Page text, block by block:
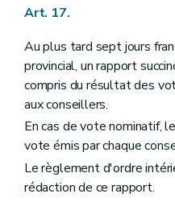
Art. 17.
Au plus tard sept jours
provincial, un rapport
compris du résultat des
aux conseillers.
En cas de vote nominatif,
vote émis par chaque
Le règlement d'ordre
rédaction de ce rapport.